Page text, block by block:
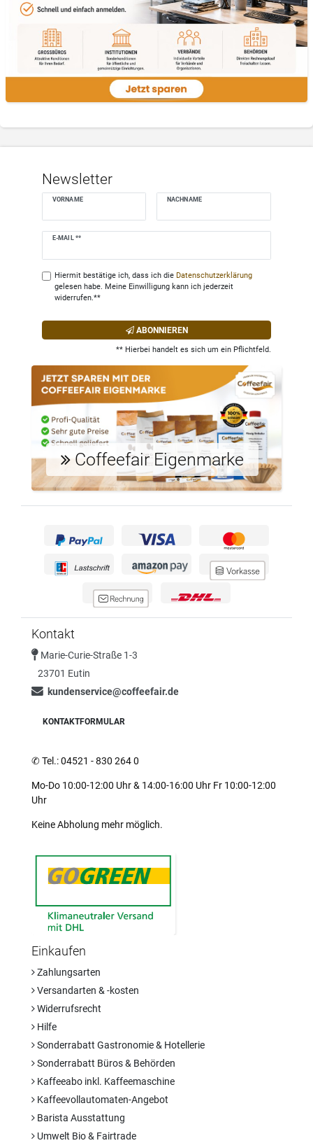
Newsletter
VORNAME NACHNAME
E-MAIL **
Newsletter
Hiermit bestätige ich, dass ich die Daten­schutz­erklärung
gelesen habe. Meine Einwilligung kann ich jederzeit
widerrufen.**
ABONNIEREN
** Hierbei handelt es sich um ein Pflichtfeld.
Coffeefair Eigenmarke
Kontakt
Marie-Curie-Straße 1-3
23701 Eutin
kundenservice@coffeefair.de
KONTAKTFORMULAR
✆Tel.: 04521 - 830 264 0
Mo-Do 10:00-12:00 Uhr & 14:00-16:00 Uhr Fr 10:00-12:00
Uhr
Keine Abholung mehr möglich.
Einkaufen
Zahlungsarten
Versandarten & -kosten
Widerrufsrecht
Hilfe
Sonderrabatt Gastronomie & Hotellerie
Sonderrabatt Büros & Behörden
Kaffeeabo inkl. Kaffeemaschine
Kaffeevollautomaten-Angebot
Barista Ausstattung
Umwelt Bio & Fairtrade